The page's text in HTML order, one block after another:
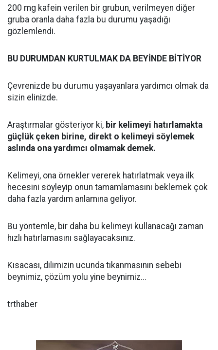
200 mg kafein verilen bir grubun, verilmeyen diğer
gruba oranla daha fazla bu durumu yaşadığı
gözlemlendi.
BU DURUMDAN KURTULMAK DA BEYİNDE BİTİYOR
Çevrenizde bu durumu yaşayanlara yardımcı olmak da
sizin elinizde.
Araştırmalar gösteriyor ki, bir kelimeyi hatırlamakta
güçlük çeken birine, direkt o kelimeyi söylemek
aslında ona yardımcı olmamak demek.
Kelimeyi, ona örnekler vererek hatırlatmak veya ilk
hecesini söyleyip onun tamamlamasını beklemek çok
daha fazla yardım anlamına geliyor.
Bu yöntemle, bir daha bu kelimeyi kullanacağı zaman
hızlı hatırlamasını sağlayacaksınız.
Kısacası, dilimizin ucunda tıkanmasının sebebi
beynimiz, çözüm yolu yine beynimiz...
trthaber